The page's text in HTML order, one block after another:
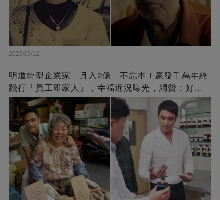
2025/09/12
明道轉型企業家「月入2億」不忘本！豪發千萬年終
踐行「員工即家人」，幸福近況曝光，網贊：好老
闆的福報